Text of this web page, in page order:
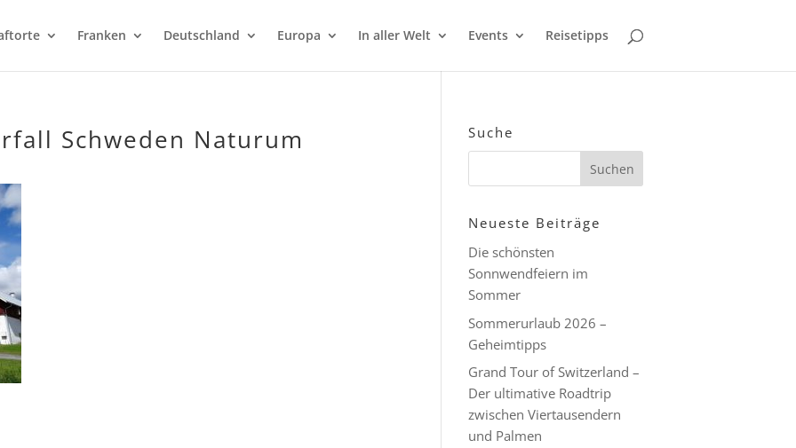
Franken Deutschland Europa In aller Welt Events Reisetipps
Schweden Naturum Suche
Neueste Beiträge
Die schönsten
Sonnwendfeiern im
Sommer
Sommerurlaub 2026 –
Geheimtipps
Grand Tour of Switzerland –
Der ultimative Roadtrip
zwischen Viertausendern
und Palmen